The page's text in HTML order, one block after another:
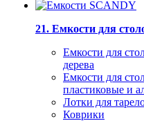
21. Емкости для
Емкости для
дерева
Емкости для
пластиковые и
Лотки для
Коврики